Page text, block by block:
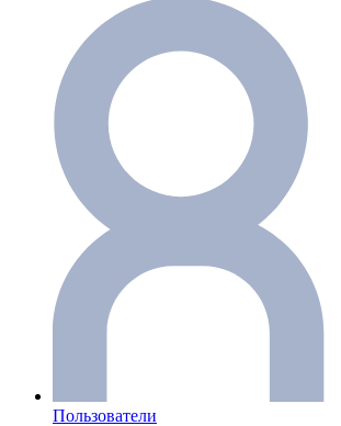
Пользователи